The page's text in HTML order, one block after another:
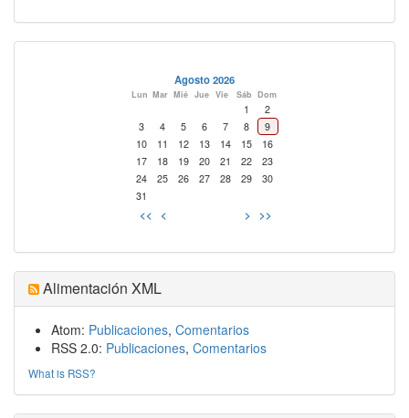
Agosto 2026
Lun Mar Mié Jue Vie Sáb Dom
1
2
3
4 5 6 7 8
9
10
11 12 13 14 15
16
17
18 19 20 21 22
23
24
25 26 27 28 29
30
31
<< < > >>
Alimentación XML
Atom: Publicaciones, Comentarios
RSS 2.0: Publicaciones, Comentarios
What is RSS?